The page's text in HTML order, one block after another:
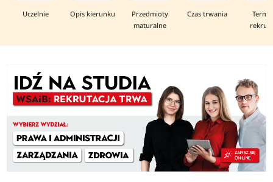
Uczelnie Opis kierunku
Przedmioty
maturalne
Czas trwania